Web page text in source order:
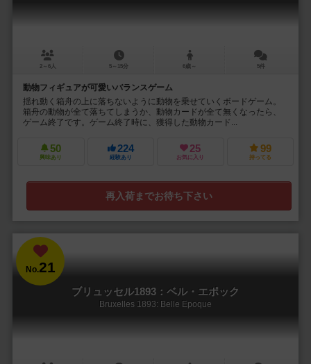
2～6人 5～15分 6歳～ 5件
動物フィギュアが可愛いバランスゲーム
揺れ動く箱舟の上に落ちないように動物を乗せていくボードゲーム。
箱舟の動物が全て落ちてしまうか、動物カードが全て無くなったら、
ゲーム終了です。ゲーム終了時に、獲得した動物カード...
50
興味あり
224
経験あり
25
お気に入り
99
持ってる
再入荷までお待ち下さい
No.21
ブリュッセル1893：ベル・エポック
Bruxelles 1893: Belle Epoque